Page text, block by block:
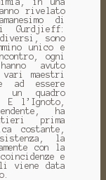
rivelato
di
Gurdjieff:
sono
unico e
ogni
avuto
vari maestri
essere
un quadro
l’Ignoto,
ha
prima
costante,
la
con la
e
viene data